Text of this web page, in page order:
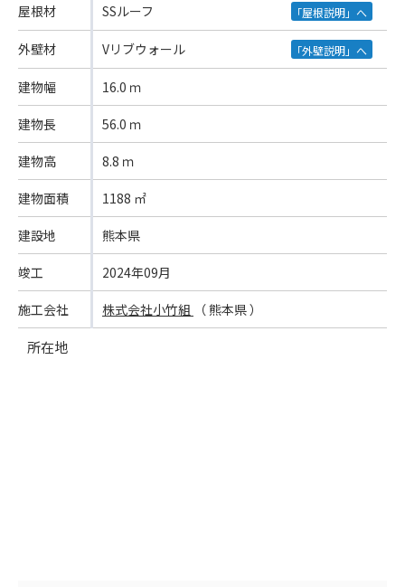
屋根材 SSルーフ 「屋根説明」へ
外壁材 Vリブウォール 「外壁説明」へ
建物幅 16.0 ｍ
建物長 56.0 ｍ
建物高 8.8 ｍ
建物面積 1188 ㎡
建設地 熊本県
竣工 2024年09月
施工会社 株式会社小竹組 （ 熊本県 ）
所在地